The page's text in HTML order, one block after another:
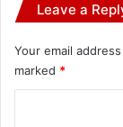
Leave a
Your email
marked *